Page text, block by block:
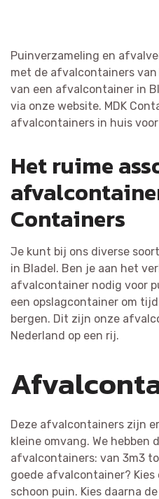
Puinverzameling en
met de afvalcontainers van
van een afvalcontainer in
via onze website. MDK
afvalcontainers in huis
Het ruime
Containers
Je kunt bij ons diverse
in Bladel. Ben je aan het
afvalcontainer nodig voor
een opslagcontainer om
bergen. Dit zijn onze
Nederland op een rij.
Deze afvalcontainers zijn
kleine omvang. We hebben
afvalcontainers: van 3m3
goede afvalcontainer?
schoon puin. Kies daarna